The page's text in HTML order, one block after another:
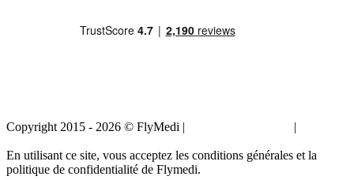
Copyright 2015 - 2026 © FlyMedi | |
En utilisant ce site, vous acceptez les conditions générales et la
politique de confidentialité de Flymedi.